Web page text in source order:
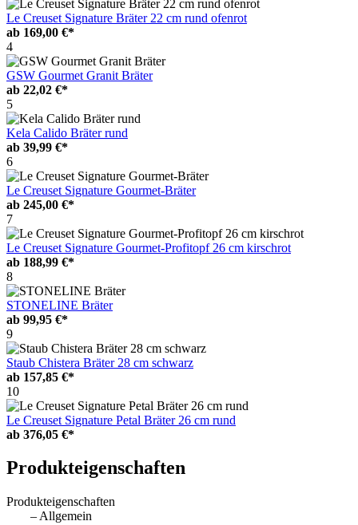
Le Creuset Signature Bräter 22 cm rund ofenrot
ab 169,00 €*
4
GSW Gourmet Granit Bräter
ab 22,02 €*
5
Kela Calido Bräter rund
ab 39,99 €*
6
Le Creuset Signature Gourmet-Bräter
ab 245,00 €*
7
Le Creuset Signature Gourmet-Profitopf 26 cm kirschrot
ab 188,99 €*
8
STONELINE Bräter
ab 99,95 €*
9
Staub Chistera Bräter 28 cm schwarz
ab 157,85 €*
10
Le Creuset Signature Petal Bräter 26 cm rund
ab 376,05 €*
Produkteigenschaften
Produkteigenschaften
– Allgemein